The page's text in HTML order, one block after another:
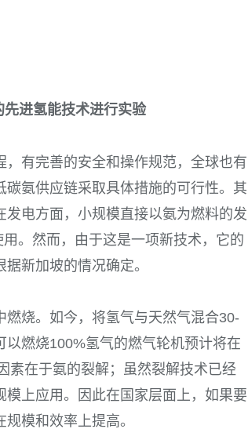
进氢能技术进行实验
有完善的安全和操作规范，全球也有
氨供应链采取具体措施的可行性。其
电方面，小规模直接以氨为燃料的发
。然而，由于这是一项新技术，它的
新加坡的情况确定。
烧。如今，将氢气与天然气混合30-
燃烧100%氢气的燃气轮机预计将在
素在于氨的裂解；虽然裂解技术已经
上应用。因此在国家层面上，如果要
模和效率上提高。